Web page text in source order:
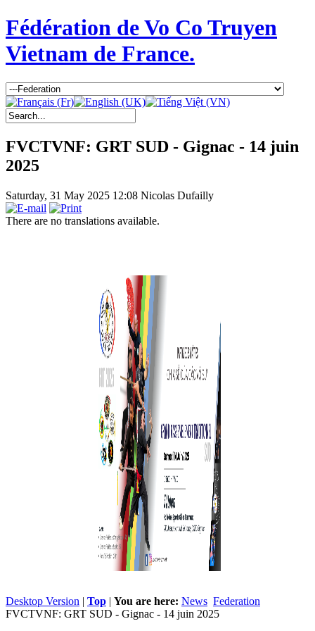
Fédération de Vo Co Truyen
Vietnam de France.
FVCTVNF: GRT SUD - Gignac - 14 juin
2025
Saturday, 31 May 2025 12:08 Nicolas Dufailly
There are no translations available.
Desktop Version | Top | You are here: News Federation
FVCTVNF: GRT SUD - Gignac - 14 juin 2025